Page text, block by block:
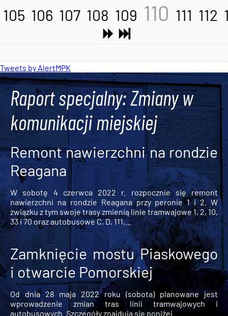
105 106 107 108 109 110 111 112
Tweets by AlertMPK
Raport specjalny: Zmiany w
komunikacji miejskiej
Remont nawierzchni na rondzie
Reagana
W sobotę 4 czerwca 2022 r. rozpocznie się remont
nawierzchni na rondzie Reagana przy peronie 1 i 2. W
związku z tym swoje trasy zmienią linie tramwajowe 1, 2, 10,
33 i 70 oraz autobusowe C, D, 111,...
Zamknięcie mostu Piaskowego
i otwarcie Pomorskiej
Od dnia 28 maja 2022 roku (sobota) planowane jest
wprowadzenie zmian tras linii tramwajowych i
autobusowych. Szczegóły znajdują się poniżej.